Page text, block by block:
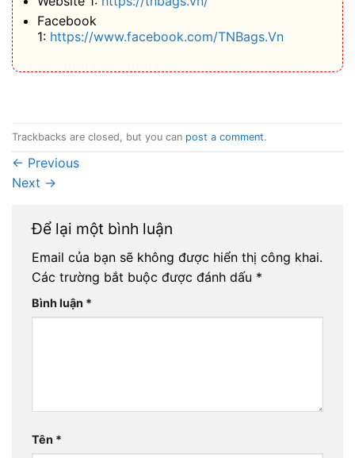
Facebook
1: https://www.facebook.com/TNBags.Vn
Trackbacks are closed, but you can post a comment.
← Previous
Next →
Để lại một bình luận
Email của bạn sẽ không được hiển thị công khai.
Các trường bắt buộc được đánh dấu *
Bình luận *
Tên *